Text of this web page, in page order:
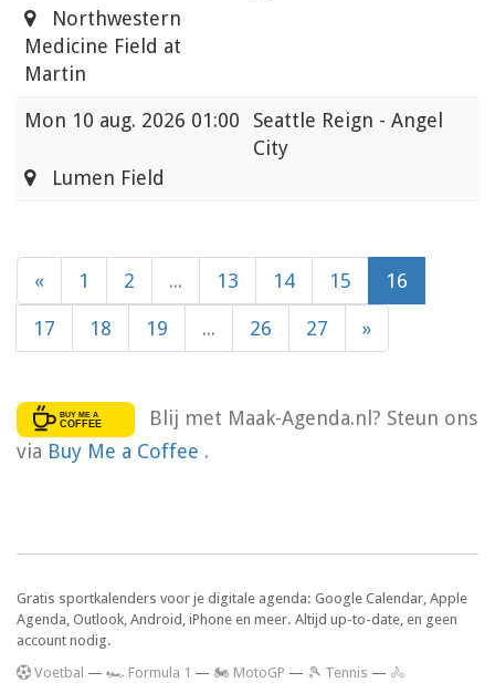
Northwestern
Medicine Field at
Martin
Mon 10 aug. 2026 01:00
Seattle Reign - Angel
City
Lumen Field
« 1 2 ... 13 14 15 16
17 18 19 ... 26 27 »
Blij met Maak-Agenda.nl? Steun ons
via Buy Me a Coffee .
Gratis sportkalenders voor je digitale agenda: Google Calendar, Apple
Agenda, Outlook, Android, iPhone en meer. Altijd up-to-date, en geen
account nodig.
Voetbal — 🏎️ Formula 1 — 🏍 MotoGP — 🎾 Tennis — 🚴